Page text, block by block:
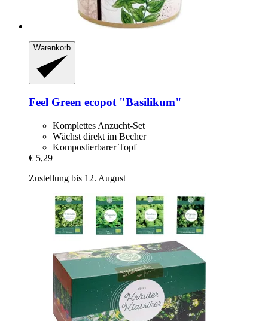
Warenkorb
Feel Green ecopot "Basilikum"
Komplettes Anzucht-Set
Wächst direkt im Becher
Kompostierbarer Topf
€ 5,29
Zustellung bis 12. August